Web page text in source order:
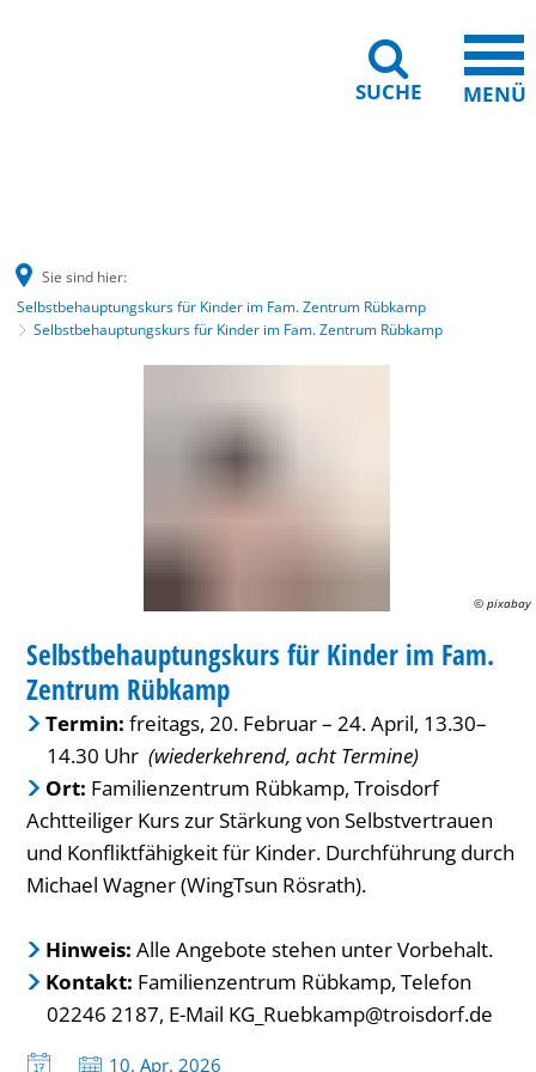
SUCHE MENÜ
Sie sind hier:
Selbstbehauptungskurs für Kinder im Fam. Zentrum Rübkamp
Selbstbehauptungskurs für Kinder im Fam. Zentrum Rübkamp
Rübkamp
© pixabay
KATEGORIE: FAMILIENZENTRUM / KITA
Selbstbehauptungskurs für Kinder im Fam.
Zentrum Rübkamp
Termin: freitags, 20. Februar – 24. April, 13.30–
14.30 Uhr (wiederkehrend, acht Termine)
Ort: Familienzentrum Rübkamp, Troisdorf
Achtteiliger Kurs zur Stärkung von Selbstvertrauen
und Konfliktfähigkeit für Kinder. Durchführung durch
Michael Wagner (WingTsun Rösrath).
Hinweis: Alle Angebote stehen unter Vorbehalt.
Kontakt: Familienzentrum Rübkamp, Telefon
02246 2187, E-Mail KG_Ruebkamp@troisdorf.de
Datum:
10. Apr. 2026